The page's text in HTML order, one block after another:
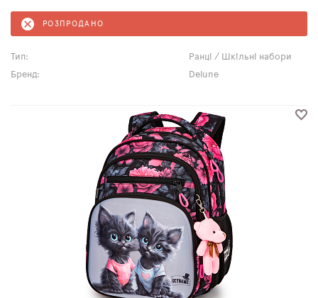
РОЗПРОДАНО
Тип:
Ранці / Шкільні набори
Бренд:
Delune